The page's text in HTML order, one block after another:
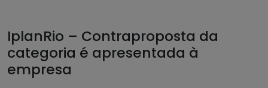
IplanRio – Contraproposta da
categoria é apresentada à
empresa